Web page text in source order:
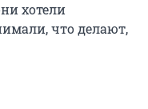
хотели
что делают,